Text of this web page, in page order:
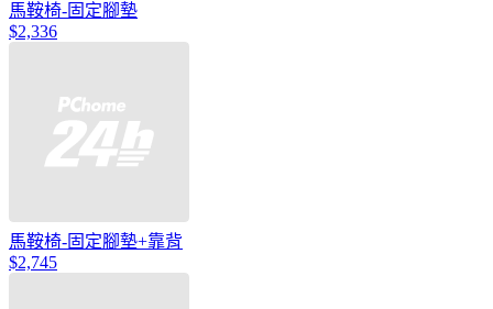
馬鞍椅-固定腳墊
$2,336
馬鞍椅-固定腳墊+靠背
$2,745